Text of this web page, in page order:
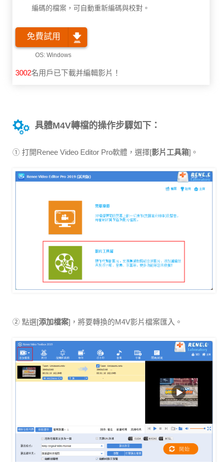
編碼的檔案，可自動重新編碼與校對。
免費試用
3002名用戶已下載并編輯影片！
具體M4V轉檔的操作步驟如下：
① 打開Renee Video Editor Pro軟體，選擇[影片工具箱]。
② 點選[添加檔案]，將要轉換的M4V影片檔案匯入。